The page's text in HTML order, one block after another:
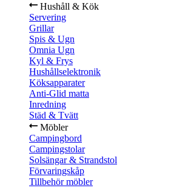
Hushåll & Kök
Servering
Grillar
Spis & Ugn
Omnia Ugn
Kyl & Frys
Hushållselektronik
Köksapparater
Anti-Glid matta
Inredning
Städ & Tvätt
Möbler
Campingbord
Campingstolar
Solsängar & Strandstol
Förvaringskåp
Tillbehör möbler